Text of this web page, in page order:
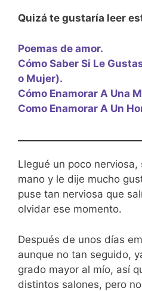
Quizá te gustaría leer
Poemas de amor.
Cómo Saber Si Le
o Mujer).
Cómo Enamorar A Una
Como Enamorar A Un
Llegué un poco
mano y le dije mucho
puse tan nerviosa que
olvidar ese momento.
Después de unos días
aunque no tan seguido,
grado mayor al mío, así
distintos salones, pero